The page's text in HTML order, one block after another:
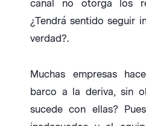
canal no otorga los
¿Tendrá sentido seguir
verdad?.
Muchas empresas
barco a la deriva, sin
sucede con ellas?